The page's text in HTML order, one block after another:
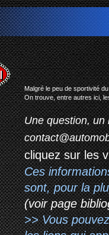
Malgré le peu de sportivité
On trouve, entre autres ici,
Une question, un
cliquez sur les
Ces
sont, pour la
(voir page
>> Vous